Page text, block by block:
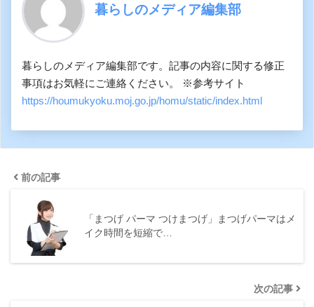
暮らしのメディア編集部
暮らしのメディア編集部です。記事の内容に関する修正
事項はお気軽にご連絡ください。 ※参考サイト
https://houmukyoku.moj.go.jp/homu/static/index.html
前の記事
「まつげ パーマ つけまつげ」まつげパーマはメ
イク時間を短縮で…
次の記事